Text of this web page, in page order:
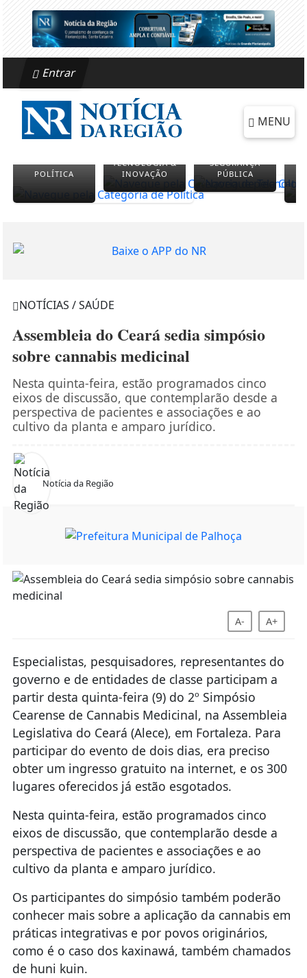
Entrar
MENU
POLÍTICA
TECNOLOGIA &
INOVAÇÃO
SEGURANÇA
PÚBLICA
NOTÍCIAS / SAÚDE
Assembleia do Ceará sedia simpósio
sobre cannabis medicinal
Nesta quinta-feira, estão programados cinco
eixos de discussão, que contemplarão desde a
perspectiva de pacientes e associações e ao
cultivo da planta e amparo jurídico.
Notícia da Região
A- A+
Especialistas, pesquisadores, representantes do
governo e de entidades de classe participam a
partir desta quinta-feira (9) do 2º Simpósio
Cearense de Cannabis Medicinal, na Assembleia
Legislativa do Ceará (Alece), em Fortaleza. Para
participar do evento de dois dias, era preciso
obter um ingresso gratuito na internet, e os 300
lugares oferecidos já estão esgotados.
Nesta quinta-feira, estão programados cinco
eixos de discussão, que contemplarão desde a
perspectiva de pacientes e associações e ao
cultivo da planta e amparo jurídico.
Os participantes do simpósio também poderão
conhecer mais sobre a aplicação da cannabis em
práticas integrativas e por povos originários,
como é o caso dos kaxinawá, também chamados
de huni kuin.